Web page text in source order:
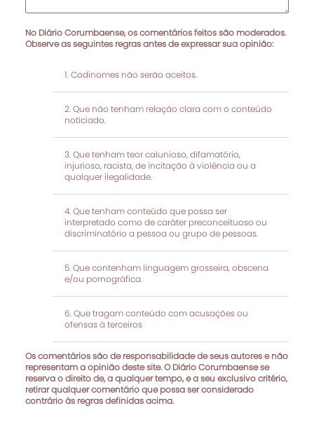
No Diário Corumbaense, os comentários feitos são moderados.
Observe as seguintes regras antes de expressar sua opinião:
Codinomes não serão aceitos.
Que não tenham relação clara com o conteúdo
noticiado.
Que tenham teor calunioso, difamatório,
injurioso, racista, de incitação à violência ou a
qualquer ilegalidade.
Que tenham conteúdo que possa ser
interpretado como de caráter preconceituoso ou
discriminatório a pessoa ou grupo de pessoas.
Que contenham linguagem grosseira, obscena
e/ou pornográfica.
Que tragam conteúdo com acusações ou
ofensas à terceiros
Os comentários são de responsabilidade de seus autores e não
representam a opinião deste site. O Diário Corumbaense se
reserva o direito de, a qualquer tempo, e a seu exclusivo critério,
retirar qualquer comentário que possa ser considerado
contrário às regras definidas acima.